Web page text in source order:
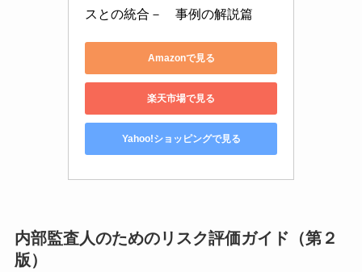
スとの統合－　事例の解説篇
Amazonで見る
楽天市場で見る
Yahoo!ショッピングで見る
内部監査人のためのリスク評価ガイド（第２
版）